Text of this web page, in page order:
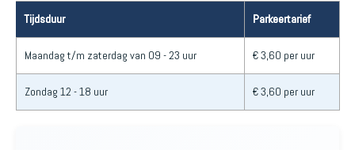
Tijdsduur Parkeertarief
Maandag t/m zaterdag van 09 - 23 uur € 3,60 per uur
Zondag 12 - 18 uur € 3,60 per uur